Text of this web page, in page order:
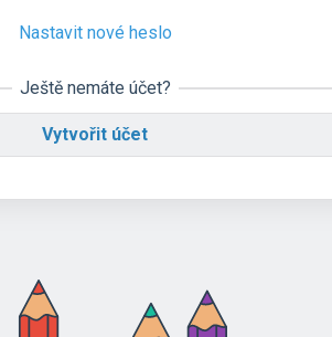
Nastavit nové heslo
Ještě nemáte účet?
Vytvořit účet